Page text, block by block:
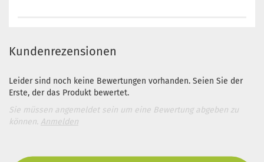
Kundenrezensionen
Leider sind noch keine Bewertungen vorhanden. Seien Sie der
Erste, der das Produkt bewertet.
Sie müssen angemeldet sein um eine Bewertung abgeben zu
können. Anmelden